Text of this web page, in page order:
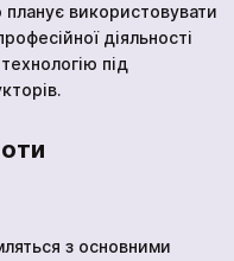
використовувати
діяльності
під
з основними